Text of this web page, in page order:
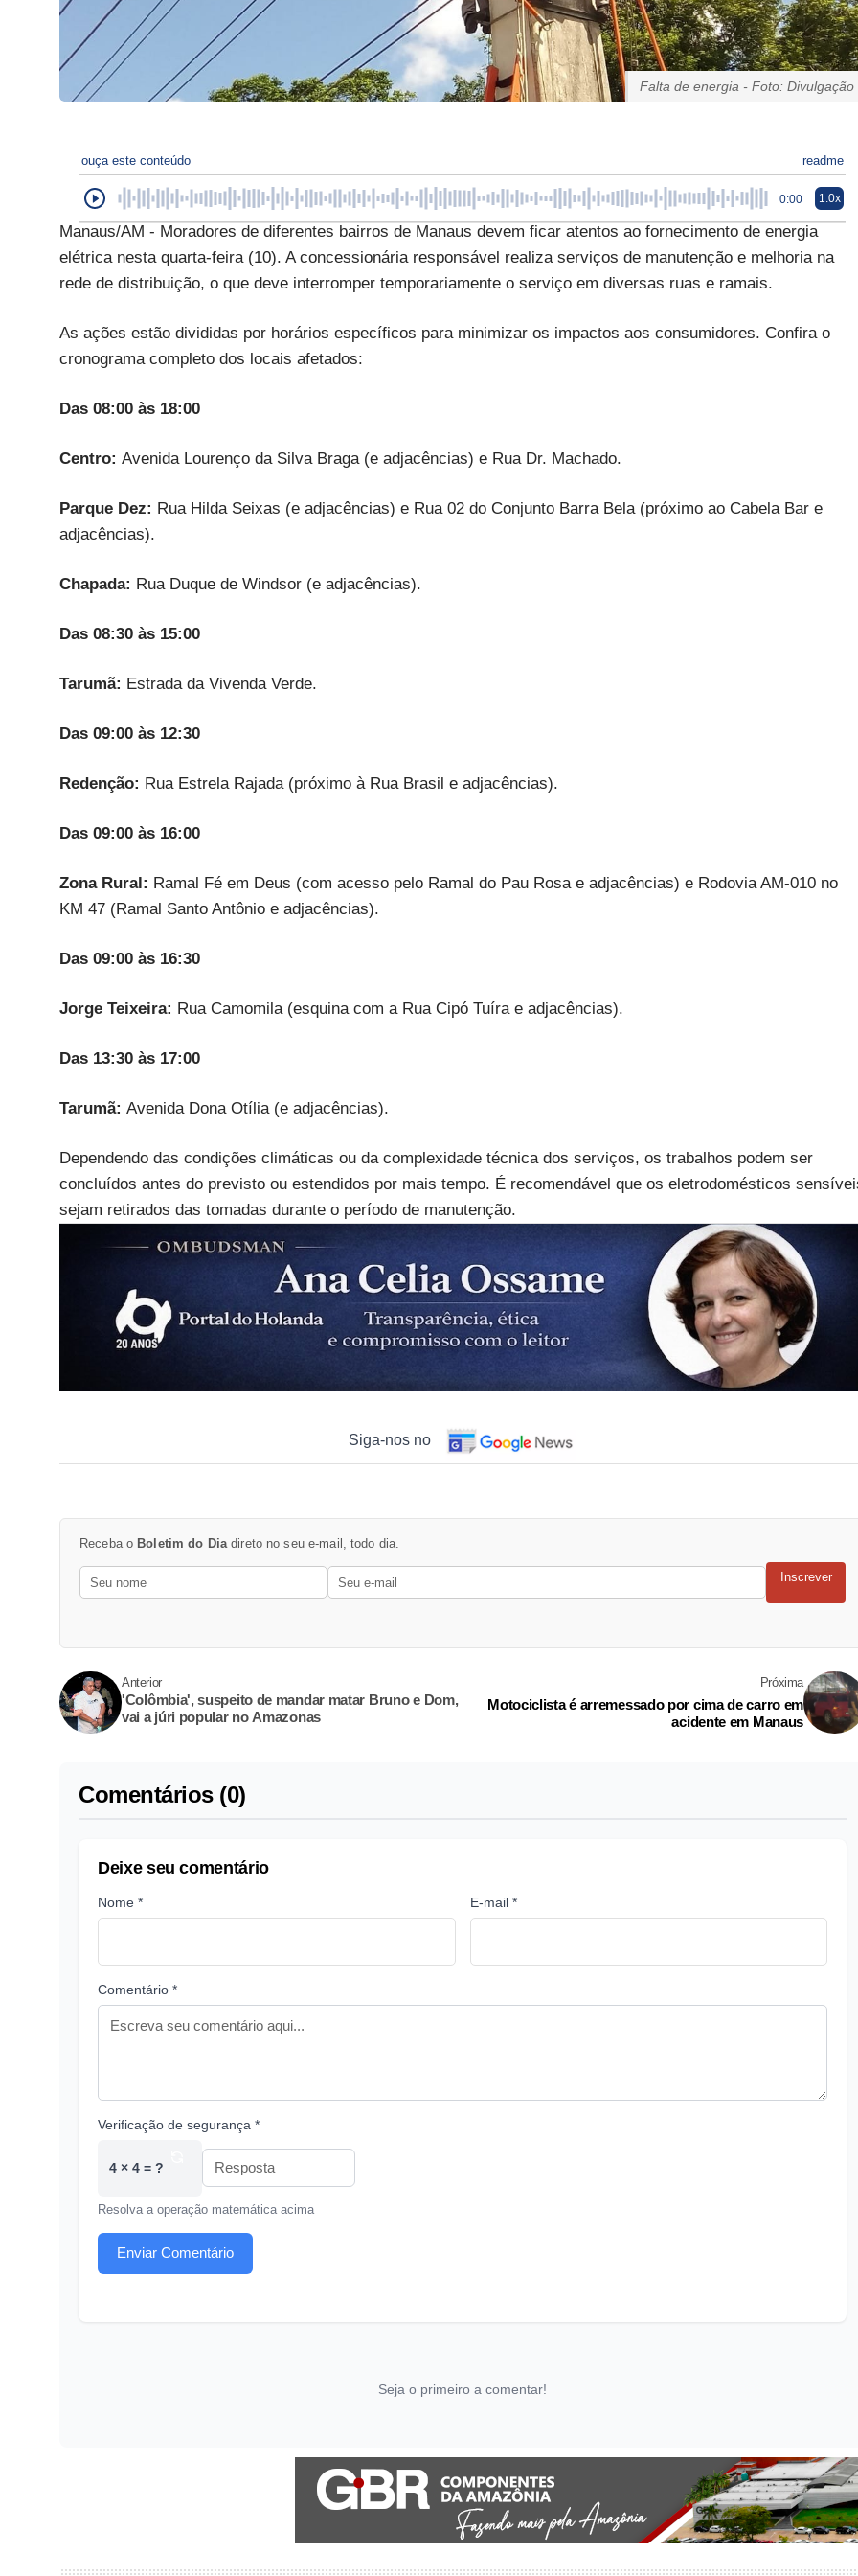
Falta de energia - Foto: Divulgação
ouça este conteúdo readme
0:00 1.0x
Manaus/AM - Moradores de diferentes bairros de Manaus devem ficar atentos ao fornecimento de energia
elétrica nesta quarta-feira (10). A concessionária responsável realiza serviços de manutenção e melhoria na
rede de distribuição, o que deve interromper temporariamente o serviço em diversas ruas e ramais.
As ações estão divididas por horários específicos para minimizar os impactos aos consumidores. Confira o
cronograma completo dos locais afetados:
Das 08:00 às 18:00
Centro: Avenida Lourenço da Silva Braga (e adjacências) e Rua Dr. Machado.
Parque Dez: Rua Hilda Seixas (e adjacências) e Rua 02 do Conjunto Barra Bela (próximo ao Cabela Bar e
adjacências).
Chapada: Rua Duque de Windsor (e adjacências).
Das 08:30 às 15:00
Tarumã: Estrada da Vivenda Verde.
Das 09:00 às 12:30
Redenção: Rua Estrela Rajada (próximo à Rua Brasil e adjacências).
Das 09:00 às 16:00
Zona Rural: Ramal Fé em Deus (com acesso pelo Ramal do Pau Rosa e adjacências) e Rodovia AM-010 no
KM 47 (Ramal Santo Antônio e adjacências).
Das 09:00 às 16:30
Jorge Teixeira: Rua Camomila (esquina com a Rua Cipó Tuíra e adjacências).
Das 13:30 às 17:00
Tarumã: Avenida Dona Otília (e adjacências).
Dependendo das condições climáticas ou da complexidade técnica dos serviços, os trabalhos podem ser
concluídos antes do previsto ou estendidos por mais tempo. É recomendável que os eletrodomésticos
sejam retirados das tomadas durante o período de manutenção.
Siga-nos no
Receba o Boletim do Diadireto no seu e-mail, todo dia.
Inscrever
Anterior
'Colômbia', suspeito de mandar matar Bruno e Dom,
vai a júri popular no Amazonas
Próxima
Motociclista é arremessado por cima de carro em
acidente em Manaus
Comentários (0)
Deixe seu comentário
Nome * E-mail *
Comentário *
Verificação de segurança *
4 × 4 = ?
Resolva a operação matemática acima
Enviar Comentário
Seja o primeiro a comentar!